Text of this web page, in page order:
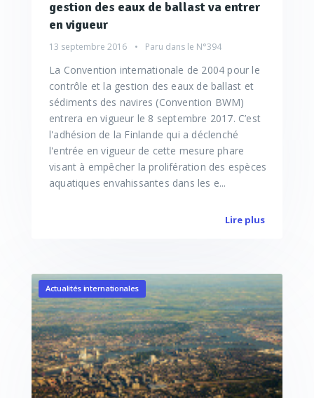
gestion des eaux de ballast va entrer
en vigueur
13 septembre 2016 Paru dans le N°394
La Convention internationale de 2004 pour le
contrôle et la gestion des eaux de ballast et
sédiments des navires (Convention BWM)
entrera en vigueur le 8 septembre 2017. C’est
l'adhésion de la Finlande qui a déclenché
l'entrée en vigueur de cette mesure phare
visant à empêcher la prolifération des espèces
aquatiques envahissantes dans les e...
Lire plus
Actualités internationales